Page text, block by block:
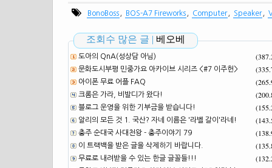
BonoBoss BOS-A7 Fireworks Computer Speaker
조회수 많은 글 | 베오베
도아의 QnA(성상담 아님)
문화도시부평 민중가요 아카이브 시리즈 <#7 이주헌>
아이폰 무료 어플 FAQ
크롬은 가라, 비발디가 왔다!
블로그 운영을 위한 기부금을 받습니다!
알리의 모든 것 1. 국산? 자네 이름은 '라벨 갈이'라네!
충주 순대국 사대천왕 - 충주이야기 79
이 트랙백을 받은 글을 삭제하기 바랍니다.
무료로 내려받을 수 있는 한글 글꼴들!!!